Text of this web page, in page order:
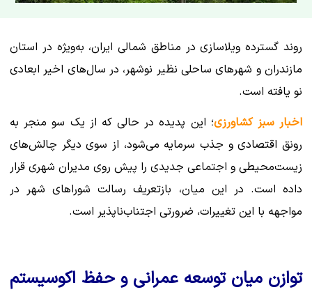
روند گسترده ویلاسازی در مناطق شمالی ایران، به‌ویژه در استان
مازندران و شهرهای ساحلی نظیر نوشهر، در سال‌های اخیر ابعادی
نو یافته است.
اخبار سبز کشاورزی؛ این پدیده در حالی که از یک سو منجر به
رونق اقتصادی و جذب سرمایه می‌شود، از سوی دیگر چالش‌های
زیست‌محیطی و اجتماعی جدیدی را پیش روی مدیران شهری قرار
داده است. در این میان، بازتعریف رسالت شوراهای شهر در
مواجهه با این تغییرات، ضرورتی اجتناب‌ناپذیر است.
توازن میان توسعه عمرانی و حفظ اکوسیستم